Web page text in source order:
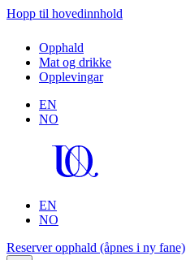
Hopp til hovedinnhold
Opphald
Mat og drikke
Opplevingar
EN
NO
EN
NO
Reserver opphald (åpnes i ny fane)